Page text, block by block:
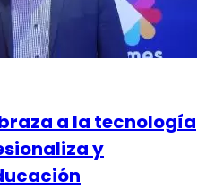
a la tecnología
y